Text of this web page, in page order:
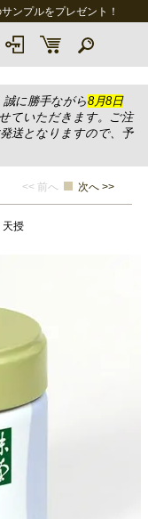
ンプルをプレゼント！
に勝手ながら8月8日
ていただきます。ご注
送となりますので、予
<< 前へ 次へ >>
天授